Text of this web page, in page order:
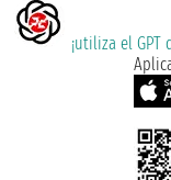
¡utiliza el